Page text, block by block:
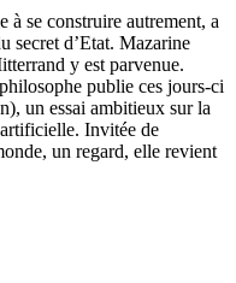
se construire autrement, a
secret d’Etat. Mazarine
y est parvenue.
publie ces jours-ci
un essai ambitieux sur la
Invitée de
un regard, elle revient